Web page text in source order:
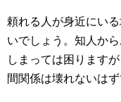
頼れる人が身近にい
いでしょう。知人か
しまっては困ります
間関係は壊れないはず